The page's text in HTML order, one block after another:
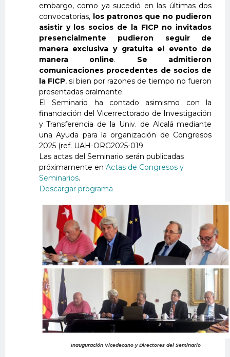
embargo, como ya sucedió en las últimas dos
convocatorias, los patronos que no pudieron
asistir y los socios de la FICP no invitados
presencialmente pudieron seguir de
manera exclusiva y gratuita el evento de
manera online. Se admitieron
comunicaciones procedentes de socios de
la FICP, si bien por razones de tiempo no fueron
presentadas oralmente.
El Seminario ha contado asimismo con la
financiación del Vicerrectorado de Investigación
y Transferencia de la Univ. de Alcalá mediante
una Ayuda para la organización de Congresos
2025 (ref. UAH-ORG2025-019.
Las actas del Seminario serán publicadas
próximamente en Actas de Congresos y
Seminarios.
Descargar programa
Inauguración Vicedecano y Directores del Seminario